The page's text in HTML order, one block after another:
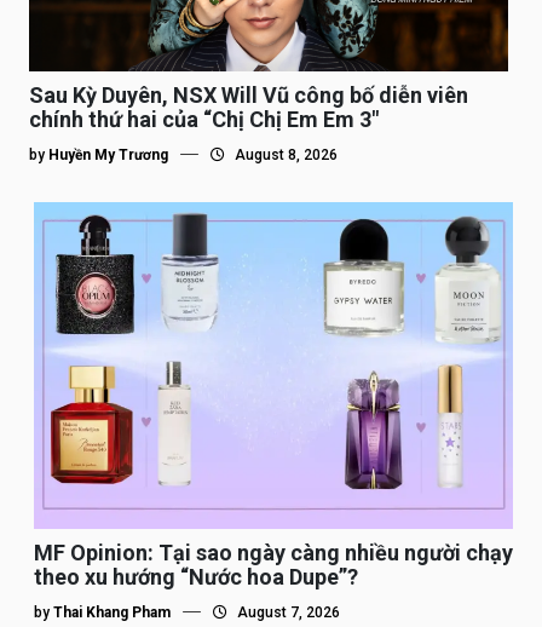
Sau Kỳ Duyên, NSX Will Vũ công bố diễn viên
chính thứ hai của “Chị Chị Em Em 3″
by Huyền My Trương August 8, 2026
MF Opinion: Tại sao ngày càng nhiều người chạy
theo xu hướng “Nước hoa Dupe”?
by Thai Khang Pham August 7, 2026